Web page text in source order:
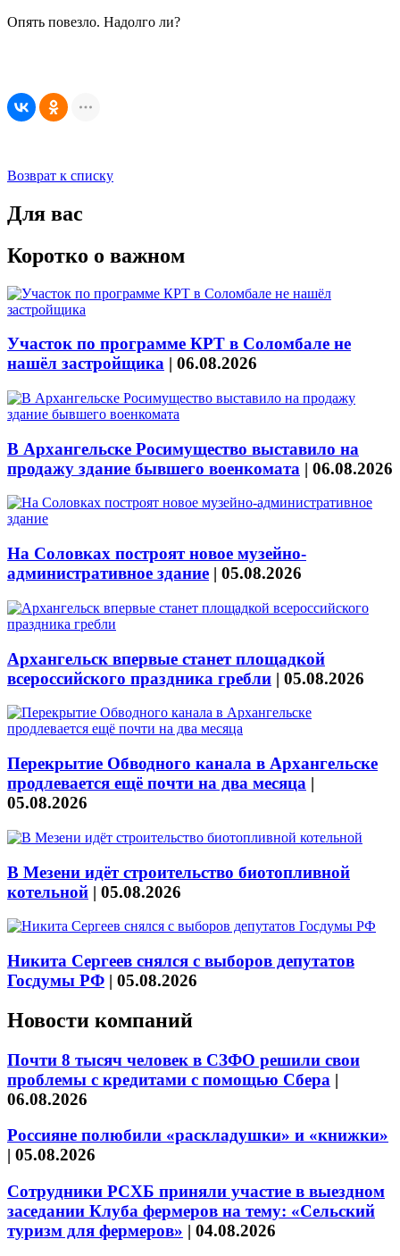
Опять повезло. Надолго ли?
Возврат к списку
Для вас
Коротко о важном
Участок по программе КРТ в Соломбале не
нашёл застройщика | 06.08.2026
В Архангельске Росимущество выставило на
продажу здание бывшего военкомата | 06.08.2026
На Соловках построят новое музейно-
административное здание | 05.08.2026
Архангельск впервые станет площадкой
всероссийского праздника гребли | 05.08.2026
Перекрытие Обводного канала в Архангельске
продлевается ещё почти на два месяца |
05.08.2026
В Мезени идёт строительство биотопливной
котельной | 05.08.2026
Никита Сергеев снялся с выборов депутатов
Госдумы РФ | 05.08.2026
Новости компаний
Почти 8 тысяч человек в СЗФО решили свои
проблемы с кредитами с помощью Сбера |
06.08.2026
Россияне полюбили «раскладушки» и «книжки»
| 05.08.2026
Сотрудники РСХБ приняли участие в выездном
заседании Клуба фермеров на тему: «Сельский
туризм для фермеров» | 04.08.2026